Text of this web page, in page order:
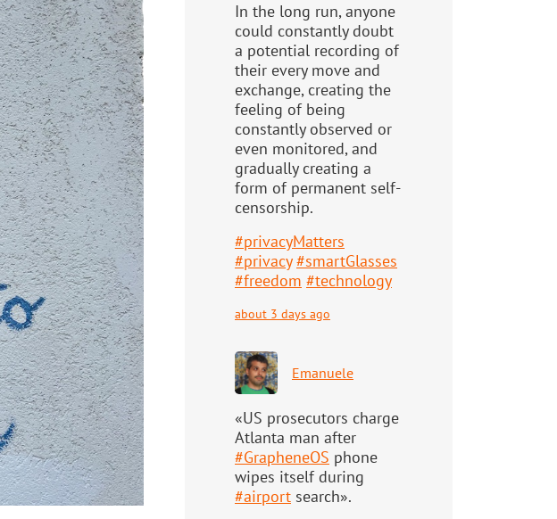
In the long run, anyone
could constantly doubt
a potential recording of
their every move and
exchange, creating the
feeling of being
constantly observed or
even monitored, and
gradually creating a
form of permanent self-
censorship.
#privacyMatters
#privacy #smartGlasses
#freedom #technology
about 3 days ago
Emanuele
«US prosecutors charge
Atlanta man after
#GrapheneOS phone
wipes itself during
#airport search».